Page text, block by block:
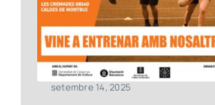
setembre 14, 2025